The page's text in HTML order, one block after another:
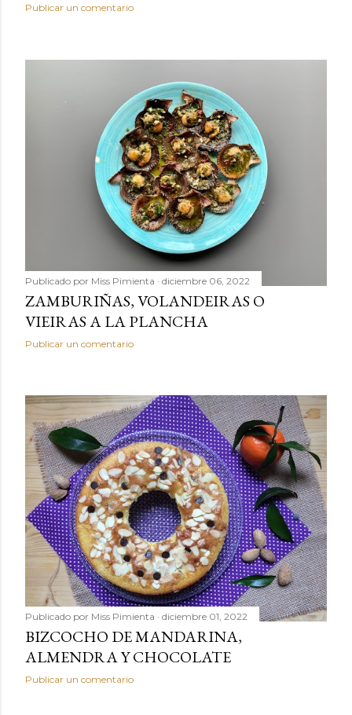
Publicar un comentario
Publicado por Miss Pimienta diciembre 06, 2022
ZAMBURIÑAS, VOLANDEIRAS O
VIEIRAS A LA PLANCHA
Publicar un comentario
Publicado por Miss Pimienta diciembre 01, 2022
BIZCOCHO DE MANDARINA,
ALMENDRA Y CHOCOLATE
Publicar un comentario